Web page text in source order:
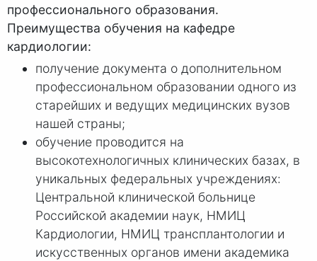
профессионального образования.
Преимущества обучения на кафедре
кардиологии:
получение документа о дополнительном
профессиональном образовании одного из
старейших и ведущих медицинских вузов
нашей страны;
обучение проводится на
высокотехнологичных клинических базах, в
уникальных федеральных учреждениях:
Центральной клинической больнице
Российской академии наук, НМИЦ
Кардиологии, НМИЦ трансплантологии и
искусственных органов имени академика